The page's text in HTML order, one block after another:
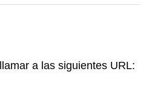
a las siguientes URL: